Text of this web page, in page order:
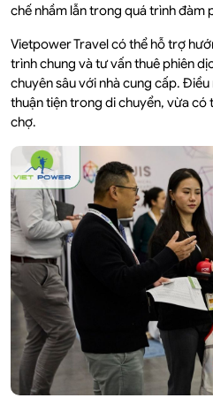
chế nhầm lẫn trong quá trình đàm
Vietpower Travel có thể hỗ trợ
trình chung và tư vấn thuê phiên
chuyên sâu với nhà cung cấp.
thuận tiện trong di chuyển, vừa
chợ.